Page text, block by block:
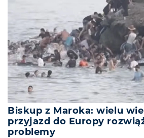
Biskup z Maroka: wielu
przyjazd do Europy
problemy